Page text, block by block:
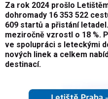
Za rok 2024 prošlo
dohromady 16 353 522
609 startů a přistání
meziročně vzrostl o 18 %.
ve spolupráci s leteckými
nových linek a celkem
destinací.